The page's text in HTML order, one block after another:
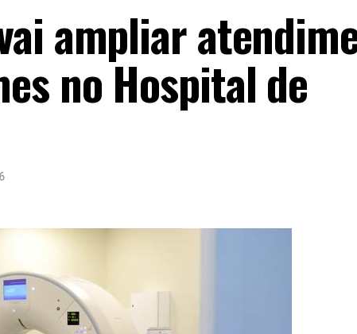
ampliar
no Hospital de